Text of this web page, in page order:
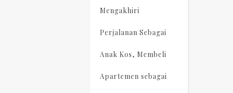
Mengakhiri
Perjalanan Sebagai
Anak Kos, Membeli
Apartemen sebagai